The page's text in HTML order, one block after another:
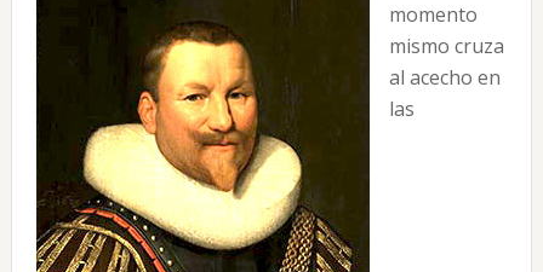
momento
mismo cruza
al acecho en
las